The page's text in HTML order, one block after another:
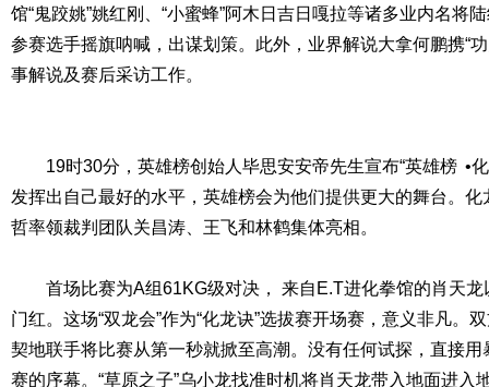
馆“鬼跤姚”姚红刚、“小蜜蜂”阿木日吉日嘎拉等诸多业内名将
参赛选手摇旗呐喊，出谋划策。此外，业界解说大拿何鹏携“
事解说及赛后采访工作。
19时30分，英雄榜创始人毕思安安帝先生宣布“英雄榜 •
发挥出自己最好的水平，英雄榜会为他们提供更大的舞台。
哲率领裁判团队关昌涛、王飞和林鹤集体亮相。
首场比赛为A组61KG级对决， 来自E.T进化拳馆的肖天龙
门红。这场“双龙会”作为“化龙诀”选拔赛开场赛，意义非凡。
契地联手将比赛从第一秒就掀至高潮。没有任何试探，直接
赛的序幕。“草原之子”乌小龙找准时机将肖天龙带入地面进入